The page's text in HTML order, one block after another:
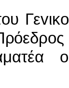
oυ Γεvικo
o
o